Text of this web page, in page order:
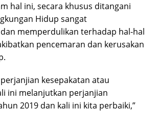
hal ini, secara khusus ditangani
Hidup sangat
memperdulikan terhadap hal-hal
pencemaran dan kerusakan
kesepakatan atau
ini melanjutkan perjanjian
2019 dan kali ini kita perbaiki,”